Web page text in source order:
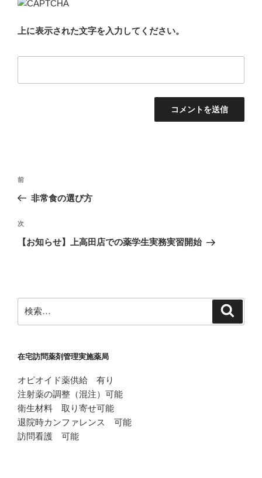
上に表示された文字を入力してください。
投
ナ
ビ
ゲ
ン
前
の
稿
前
非常食の選び方
次
の
次
【お知らせ】上高田店での薬学生実務実習開始
索:
在宅訪問薬剤管理実施薬局
オピオイド薬供給 有り
注射薬の調整（混注）可能
衛生材料 取り寄せ可能
退院時カンファレンス 可能
訪問看護 可能